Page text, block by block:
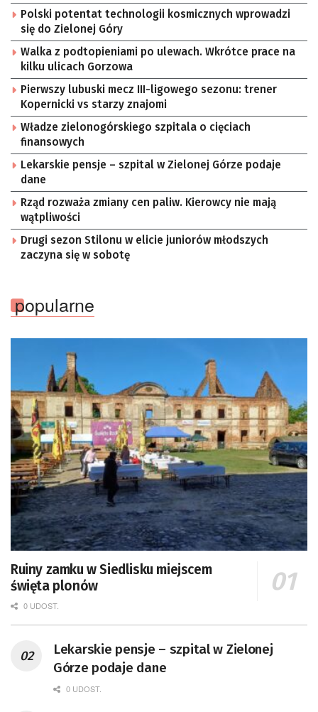
Polski potentat technologii kosmicznych wprowadzi
się do Zielonej Góry
Walka z podtopieniami po ulewach. Wkrótce prace na
kilku ulicach Gorzowa
Pierwszy lubuski mecz III-ligowego sezonu: trener
Kopernicki vs starzy znajomi
Władze zielonogórskiego szpitala o cięciach
finansowych
Lekarskie pensje – szpital w Zielonej Górze podaje
dane
Rząd rozważa zmiany cen paliw. Kierowcy nie mają
wątpliwości
Drugi sezon Stilonu w elicie juniorów młodszych
zaczyna się w sobotę
popularne
Ruiny zamku w Siedlisku miejscem
święta plonów
0 UDOST.
Lekarskie pensje – szpital w Zielonej
Górze podaje dane
0 UDOST.